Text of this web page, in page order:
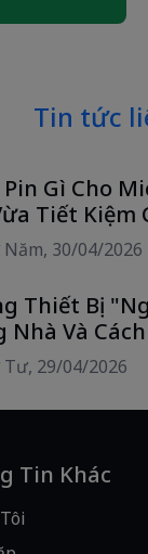
Tin tức
Gì Cho
Tiết Kiệm
30/04/2026
Thiết Bị
Nhà Và
29/04/2026
Tin Khác